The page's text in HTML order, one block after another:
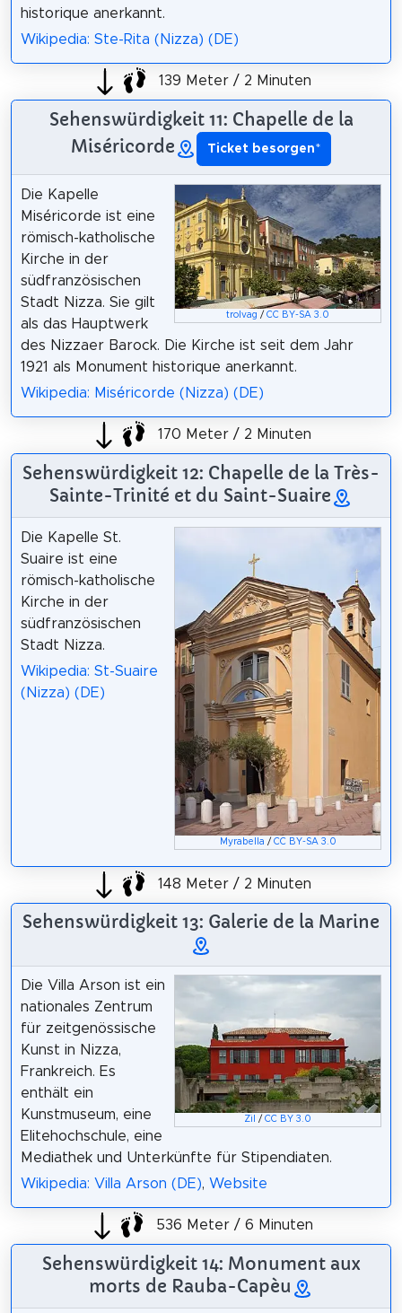
historique anerkannt.
Wikipedia: Ste-Rita (Nizza) (DE)
139 Meter / 2 Minuten
Sehenswürdigkeit 11: Chapelle de la
Miséricorde
Ticket besorgen*
trolvag /CC BY-SA 3.0
Die Kapelle
Miséricorde ist eine
römisch-katholische
Kirche in der
südfranzösischen
Stadt Nizza. Sie gilt
als das Hauptwerk
des Nizzaer Barock. Die Kirche ist seit dem Jahr
1921 als Monument historique anerkannt.
Wikipedia: Miséricorde (Nizza) (DE)
170 Meter / 2 Minuten
Sehenswürdigkeit 12: Chapelle de la Très-
Sainte-Trinité et du Saint-Suaire
Myrabella / CC BY-SA 3.0
Die Kapelle St.
Suaire ist eine
römisch-katholische
Kirche in der
südfranzösischen
Stadt Nizza.
Wikipedia: St-Suaire
(Nizza) (DE)
148 Meter / 2 Minuten
Sehenswürdigkeit 13: Galerie de la Marine
Zil /CC BY 3.0
Die Villa Arson ist ein
nationales Zentrum
für zeitgenössische
Kunst in Nizza,
Frankreich. Es
enthält ein
Kunstmuseum, eine
Elitehochschule, eine
Mediathek und Unterkünfte für Stipendiaten.
Wikipedia: Villa Arson (DE), Website
536 Meter / 6 Minuten
Sehenswürdigkeit 14: Monument aux
morts de Rauba-Capèu